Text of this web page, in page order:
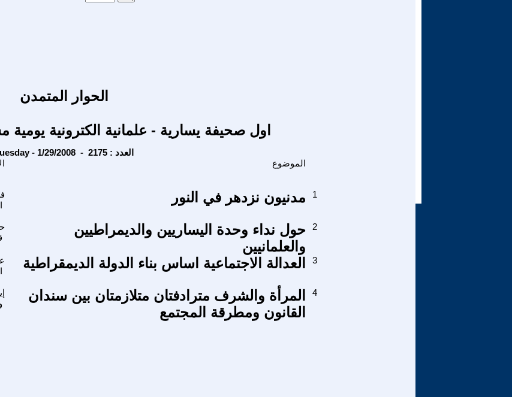
الحوار المتمدن
اول صحيفة يسارية - علمانية الكترونية يومية
Tuesday - 1/29/2008 - العدد : 2175
الموضوع
مدنيون نزدهر في النور 1
حول نداء وحدة اليساريين والديمراطيين
والعلمانيين
2
العدالة الاجتماعية اساس بناء الدولة الديمقراطية 3
المرأة والشرف مترادفتان متلازمتان بين سندان
القانون ومطرقة المجتمع
4